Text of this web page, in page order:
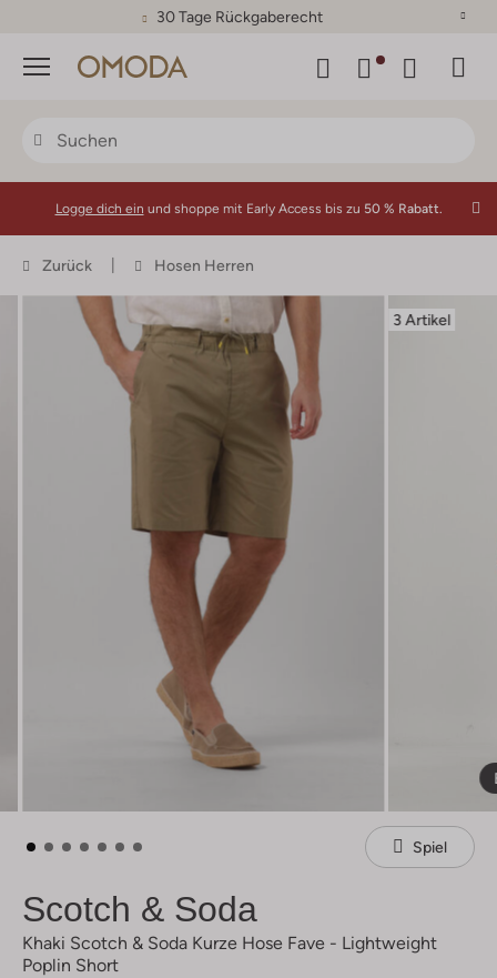
30 Tage Rückgaberecht
Menü
Logge dich ein und shoppe mit Early Access bis zu 50 % Rabatt.
Zurück Hosen Herren
3 Artikel
Spiel
Scotch & Soda
Khaki Scotch & Soda Kurze Hose Fave - Lightweight
Poplin Short